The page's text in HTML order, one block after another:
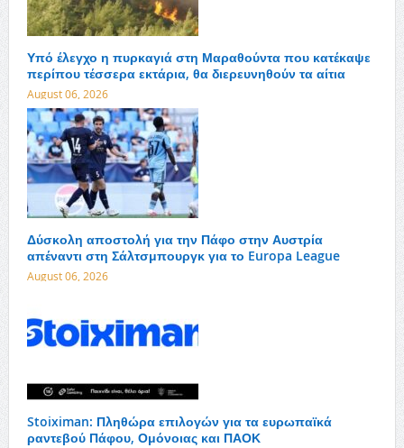
Υπό έλεγχο η πυρκαγιά στη Μαραθούντα που κατέκαψε
περίπου τέσσερα εκτάρια, θα διερευνηθούν τα αίτια
August 06, 2026
Δύσκολη αποστολή για την Πάφο στην Αυστρία
απέναντι στη Σάλτσμπουργκ για το Europa League
August 06, 2026
Stoiximan: Πληθώρα επιλογών για τα ευρωπαϊκά
ραντεβού Πάφου, Ομόνοιας και ΠΑΟΚ